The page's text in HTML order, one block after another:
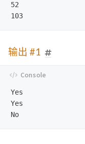
52
输出 #1
Yes
Yes